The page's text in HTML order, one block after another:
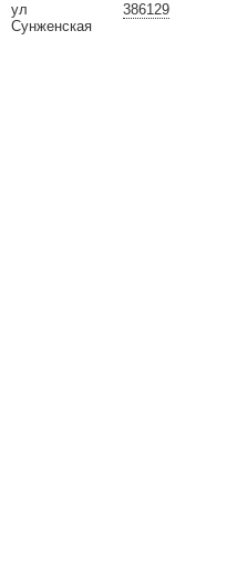
386129
ул
Сунженская